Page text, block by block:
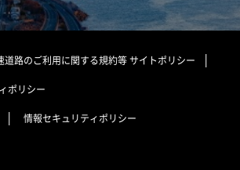
道路のご利用に関する規約等サイトポリシー
ポリシー
情報セキュリティポリシー